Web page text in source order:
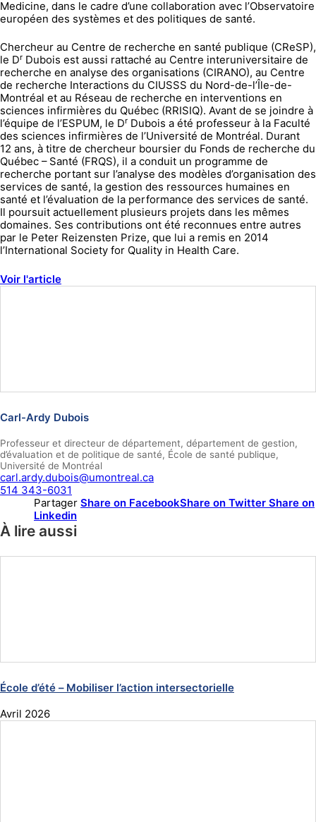
Medicine, dans le cadre d’une collaboration avec l’Observatoire
européen des systèmes et des politiques de santé.
Chercheur au Centre de recherche en santé publique (CReSP),
le Dr Dubois est aussi rattaché au Centre interuniversitaire de
recherche en analyse des organisations (CIRANO), au Centre
de recherche Interactions du CIUSSS du Nord-de-l’Île-de-
Montréal et au Réseau de recherche en interventions en
sciences infirmières du Québec (RRISIQ). Avant de se joindre à
l’équipe de l’ESPUM, le Dr Dubois a été professeur à la Faculté
des sciences infirmières de l’Université de Montréal. Durant
12 ans, à titre de chercheur boursier du Fonds de recherche du
Québec – Santé (FRQS), il a conduit un programme de
recherche portant sur l’analyse des modèles d’organisation des
services de santé, la gestion des ressources humaines en
santé et l’évaluation de la performance des services de santé.
Il poursuit actuellement plusieurs projets dans les mêmes
domaines. Ses contributions ont été reconnues entre autres
par le Peter Reizensten Prize, que lui a remis en 2014
l’International Society for Quality in Health Care.
Voir l'article
Carl-Ardy Dubois
Professeur et directeur de département, département de gestion,
d’évaluation et de politique de santé, École de santé publique,
Université de Montréal
carl.ardy.dubois@umontreal.ca
514 343-6031
Partager Share on FacebookShare on Twitter Share on
Linkedin
À lire aussi
École d’été – Mobiliser l’action intersectorielle
Avril 2026